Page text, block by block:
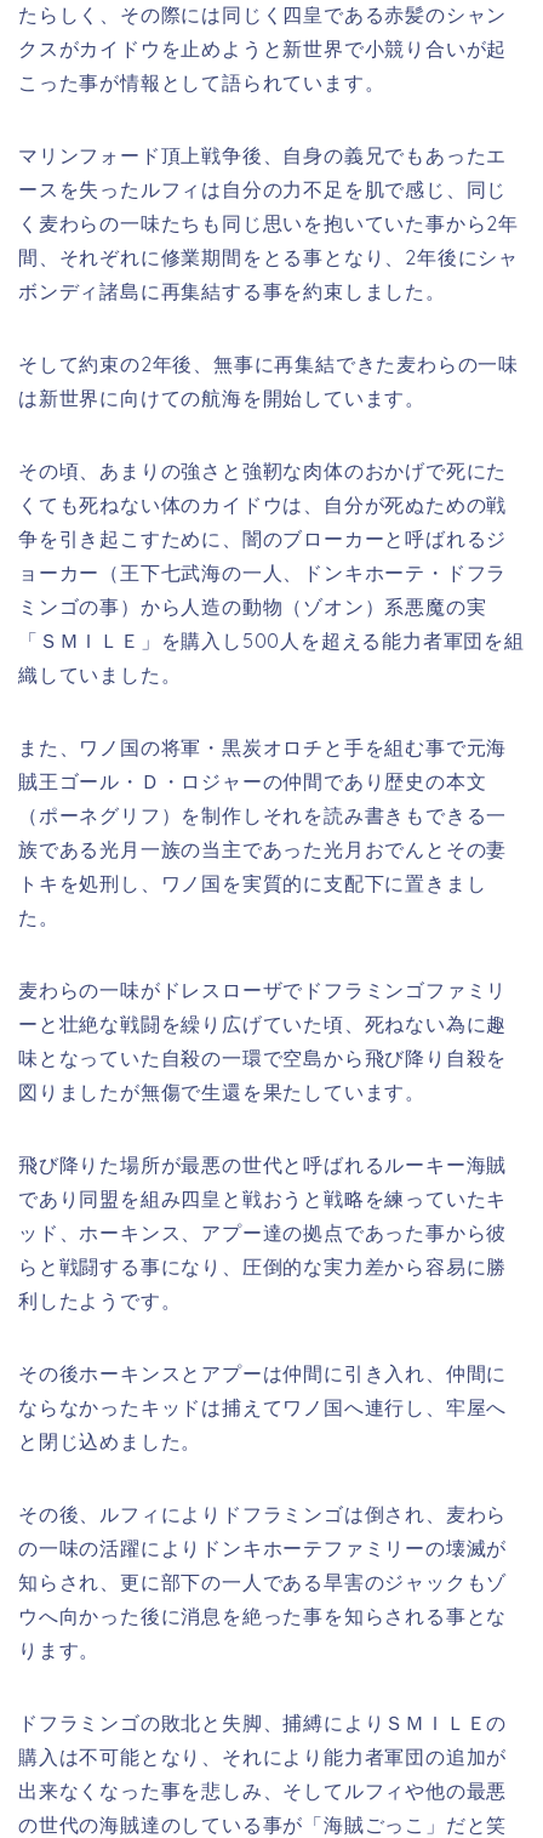
たらしく、その際には同じく四皇である赤髪のシャン
クスがカイドウを止めようと新世界で小競り合いが起
こった事が情報として語られています。
マリンフォード頂上戦争後、自身の義兄でもあったエ
ースを失ったルフィは自分の力不足を肌で感じ、同じ
く麦わらの一味たちも同じ思いを抱いていた事から2年
間、それぞれに修業期間をとる事となり、2年後にシャ
ボンディ諸島に再集結する事を約束しました。
そして約束の2年後、無事に再集結できた麦わらの一味
は新世界に向けての航海を開始しています。
その頃、あまりの強さと強靭な肉体のおかげで死にた
くても死ねない体のカイドウは、自分が死ぬための戦
争を引き起こすために、闇のブローカーと呼ばれるジ
ョーカー（王下七武海の一人、ドンキホーテ・ドフラ
ミンゴの事）から人造の動物（ゾオン）系悪魔の実
「ＳＭＩＬＥ」を購入し500人を超える能力者軍団を組
織していました。
また、ワノ国の将軍・黒炭オロチと手を組む事で元海
賊王ゴール・Ｄ・ロジャーの仲間であり歴史の本文
（ポーネグリフ）を制作しそれを読み書きもできる一
族である光月一族の当主であった光月おでんとその妻
トキを処刑し、ワノ国を実質的に支配下に置きまし
た。
麦わらの一味がドレスローザでドフラミンゴファミリ
ーと壮絶な戦闘を繰り広げていた頃、死ねない為に趣
味となっていた自殺の一環で空島から飛び降り自殺を
図りましたが無傷で生還を果たしています。
飛び降りた場所が最悪の世代と呼ばれるルーキー海賊
であり同盟を組み四皇と戦おうと戦略を練っていたキ
ッド、ホーキンス、アプー達の拠点であった事から彼
らと戦闘する事になり、圧倒的な実力差から容易に勝
利したようです。
その後ホーキンスとアプーは仲間に引き入れ、仲間に
ならなかったキッドは捕えてワノ国へ連行し、牢屋へ
と閉じ込めました。
その後、ルフィによりドフラミンゴは倒され、麦わら
の一味の活躍によりドンキホーテファミリーの壊滅が
知らされ、更に部下の一人である旱害のジャックもゾ
ウへ向かった後に消息を絶った事を知らされる事とな
ります。
ドフラミンゴの敗北と失脚、捕縛によりＳＭＩＬＥの
購入は不可能となり、それにより能力者軍団の追加が
出来なくなった事を悲しみ、そしてルフィや他の最悪
の世代の海賊達のしている事が「海賊ごっこ」だと笑